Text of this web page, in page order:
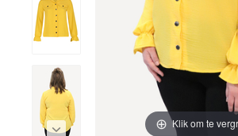
Klik om te